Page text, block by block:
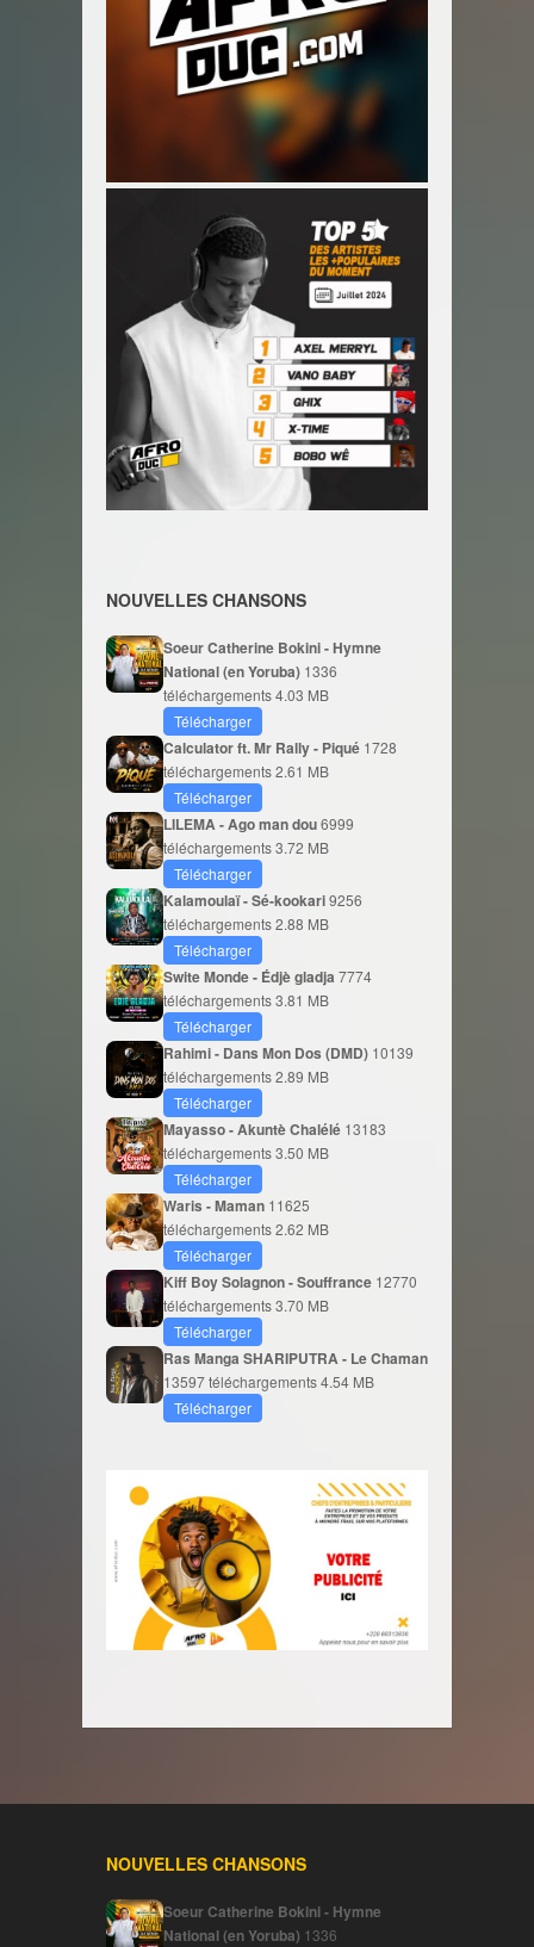
NOUVELLES CHANSONS
Soeur Catherine Bokini - Hymne
National (en Yoruba) 1336
téléchargements4.03 MB
Télécharger
Calculator ft. Mr Rally - Piqué 1728
téléchargements2.61 MB
Télécharger
LILEMA - Ago man dou6999
téléchargements3.72 MB
Télécharger
Kalamoulaï - Sé-kookari9256
téléchargements2.88 MB
Télécharger
Swite Monde - Édjè gladja 7774
téléchargements3.81 MB
Télécharger
Rahimi - Dans Mon Dos (DMD) 10139
téléchargements2.89 MB
Télécharger
Mayasso - Akuntè Chalélé 13183
téléchargements3.50 MB
Télécharger
Waris - Maman 11625
téléchargements2.62 MB
Télécharger
Kiff Boy Solagnon - Souffrance 12770
téléchargements3.70 MB
Télécharger
Ras Manga SHARIPUTRA - Le Chaman
13597 téléchargements4.54 MB
Télécharger
NOUVELLES CHANSONS
Soeur Catherine Bokini - Hymne
National (en Yoruba) 1336